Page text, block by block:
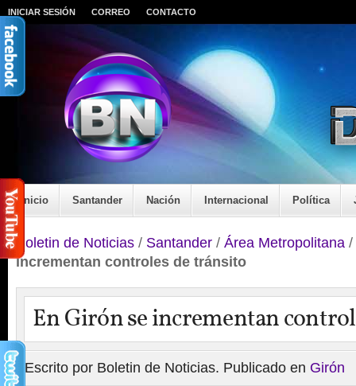
INICIAR SESIÓN CORREO CONTACTO
Inicio Santander Nación Internacional Política
Boletin de Noticias / Santander / Área Metropolitana /
incrementan controles de tránsito
En Girón se incrementan
Escrito por Boletin de Noticias. Publicado en Girón